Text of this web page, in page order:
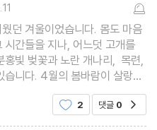
/ 11월에 만나요 / 오래된 그림·
행길 / 중년 시절 / 책의 정자세
해 들어 / 마주 보며 / 자연사 /
가 / 인생 실수 / 환절기 / 꿈길
/ 나무에게 / 우체통 / 점점 혼자
던 겨울이었습니다. 몸도 마음
시간들을 지나, 어느덧 고개를
홍빛 벚꽃과 노란 개나리, 목련,
습니다. 4월의 봄바람이 살랑일
구절의 시가 필요해집니다. 시
서 호흡을 가다듬게 하고,잊고
2 댓글 0